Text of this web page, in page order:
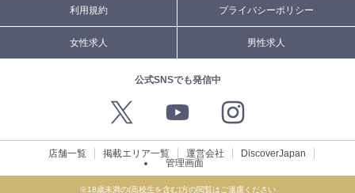
利用規約 プライバシーポリシー
女性求人 男性求人
公式SNSでも発信中
店舗一覧 掲載エリア一覧 運営会社
DiscoverJapan
管理画面
※18歳未満の(高校生を含む)方の閲覧はご遠慮ください